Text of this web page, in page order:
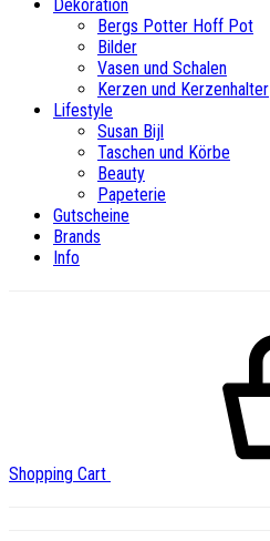
Dekoration
Bergs Potter Hoff Pot
Bilder
Vasen und Schalen
Kerzen und Kerzenhalter
Lifestyle
Susan Bijl
Taschen und Körbe
Beauty
Papeterie
Gutscheine
Brands
Info
Shopping Cart